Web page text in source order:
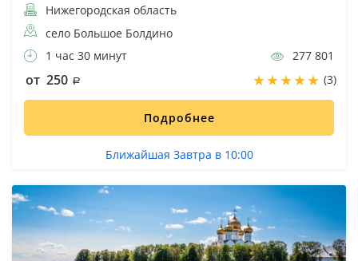
Нижегородская область
село Большое Болдино
1 час 30 минут
277 801
от 250 (3)
Подробнее
Ближайшая Завтра в 10:00